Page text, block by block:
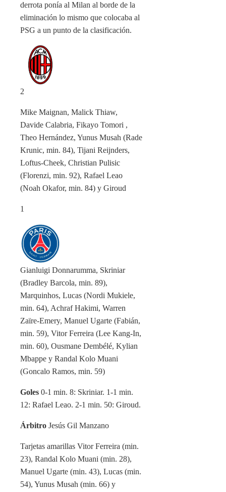
derrota ponía al Milan al borde de la
eliminación lo mismo que colocaba al
PSG a un punto de la clasificación.
2
Mike Maignan, Malick Thiaw,
Davide Calabria, Fikayo Tomori ,
Theo Hernández, Yunus Musah (Rade
Krunic, min. 84), Tijani Reijnders,
Loftus-Cheek, Christian Pulisic
(Florenzi, min. 92), Rafael Leao
(Noah Okafor, min. 84) y Giroud
1
Gianluigi Donnarumma, Skriniar
(Bradley Barcola, min. 89),
Marquinhos, Lucas (Nordi Mukiele,
min. 64), Achraf Hakimi, Warren
Zaïre-Emery, Manuel Ugarte (Fabián,
min. 59), Vitor Ferreira (Lee Kang-In,
min. 60), Ousmane Dembélé, Kylian
Mbappe y Randal Kolo Muani
(Goncalo Ramos, min. 59)
Goles 0-1 min. 8: Skriniar. 1-1 min.
12: Rafael Leao. 2-1 min. 50: Giroud.
Árbitro Jesús Gil Manzano
Tarjetas amarillas Vitor Ferreira (min.
23), Randal Kolo Muani (min. 28),
Manuel Ugarte (min. 43), Lucas (min.
54), Yunus Musah (min. 66) y